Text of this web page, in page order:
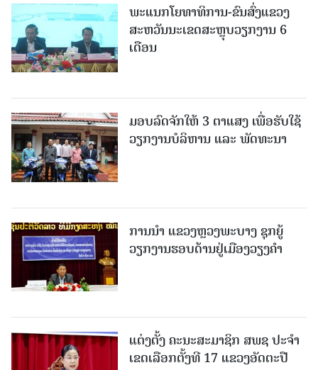
ພະແນກໂຍທາທິການ-ຂົນສົ່ງແຂວງ
ສະຫວັນນະເຂດສະຫຼຸບວຽກງານ 6
ເດືອນ
ມອບລົດຈັກໃຫ້ 3 ຕາແສງ ເພື່ອຮັບໃຊ້
ວຽກງານບໍລິຫານ ແລະ ພັດທະນາ
ການນຳ ແຂວງຫຼວງພະບາງ ຊຸກຍູ້
ວຽກງານຮອບດ້ານຢູ່ເມືອງວຽງຄໍາ
ແຕ່ງຕັ້ງ ຄະນະສະມາຊິກ ສພຊ ປະຈຳ
ເຂດເລືອກຕັ້ງທີ 17 ແຂວງອັດຕະປື